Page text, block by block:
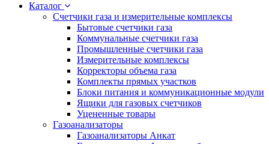
Каталог
Счетчики газа и измерительные комплексы
Бытовые счетчики газа
Коммунальные счетчики газа
Промышленные счетчики газа
Измерительные комплексы
Корректоры объема газа
Комплекты прямых участков
Блоки питания и коммуникационные модули
Ящики для газовых счетчиков
Уцененные товары
Газоанализаторы
Газоанализаторы Анкат